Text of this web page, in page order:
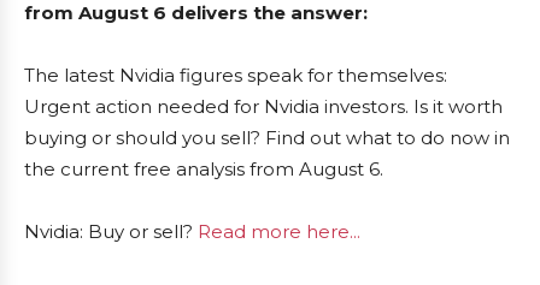
from August 6 delivers the answer:
The latest Nvidia figures speak for themselves:
Urgent action needed for Nvidia investors. Is it worth
buying or should you sell? Find out what to do now in
the current free analysis from August 6.
Nvidia: Buy or sell? Read more here...